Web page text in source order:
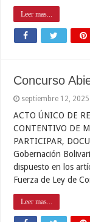
Leer mas...
Concurso
septiembre 12, 2025
ACTO ÚNICO DE
CONTENTIVO DE
PARTICIPAR,
Gobernación
dispuesto en los
Fuerza de Ley de
Leer mas...